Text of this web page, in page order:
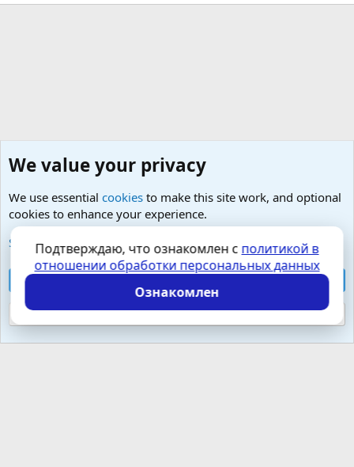
Лечение остеохондроза и болевого синдрома
Cookies
Russian (RU)
Условия и правила
Политика конфиденциальности
Помощь
S
S
Локализация отXenForo.Info
We value your privacy
We use essential cookies to make this site work, and optional
cookies to enhance your experience.
See further information and configure your preferences
Reject optional cookies
Подтверждаю, что ознакомлен с политикой в
отношении обработки персональных данных
Ознакомлен